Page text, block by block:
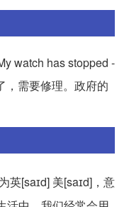
watch has stopped -
，需要修理。政府的
英[saɪd] 美[saɪd]，意